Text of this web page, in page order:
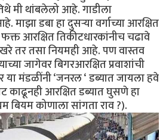
मी थांबलेलो आहे. गाडीला
माझा डबा हा दुसऱ्या वर्गाच्या आरक्षित
आरक्षित तिकीटधारकांनीच चढावे
तर तसा नियमही आहे. पण वास्तव
जागेवर बिगरआरक्षित प्रवाशांची
मंडळींनी ‘जनरल ‘ डब्यात जायला हवे
काढूनही आरक्षित डब्यात घुसणे हा
बियम कोणाला सांगता राव ?).